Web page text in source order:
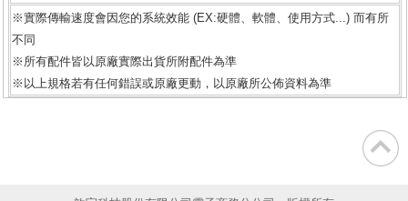
※實際傳輸速度會因您的系統效能 (EX:硬體、軟體、使用方式...) 而有所
不同
※所有配件皆以原廠實際出貨所附配件為準
※以上規格若有任何錯誤或原廠更動，以原廠所公佈資料為準